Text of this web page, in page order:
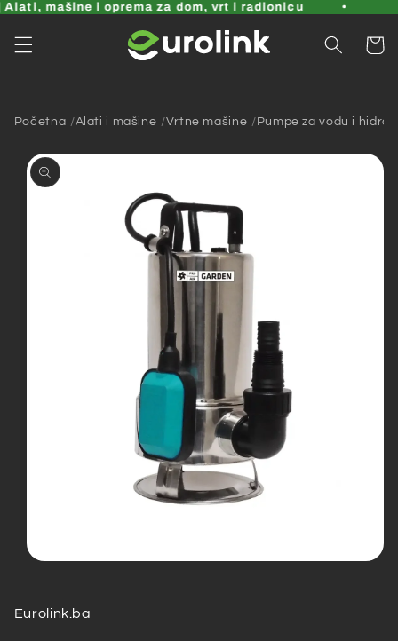
Pređi
sadržaj
mašine i oprema za dom, vrt i radionicu
Korpa
Početna Alati i mašine Vrtne mašine Pumpe za vodu i
informacije
modal
Eurolink.ba